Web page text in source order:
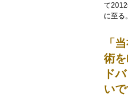
て
に至る。
「
術
ド
いで